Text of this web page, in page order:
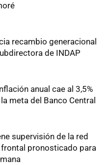
recambio generacional
de INDAP
anual cae al 3,5%
meta del Banco Central
supervisión de la red
pronosticado para